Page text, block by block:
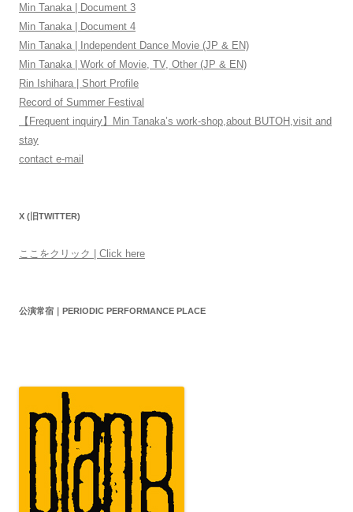
Min Tanaka | Document 3
Min Tanaka | Document 4
Min Tanaka | Independent Dance Movie (JP & EN)
Min Tanaka | Work of Movie, TV, Other (JP & EN)
Rin Ishihara | Short Profile
Record of Summer Festival
【Frequent inquiry】Min Tanaka’s work-shop,about BUTOH,visit and
stay
contact e-mail
X (旧TWITTER)
ここをクリック | Click here
公演常宿｜PERIODIC PERFORMANCE PLACE